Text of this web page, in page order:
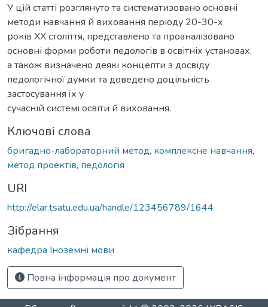
У цій статті розглянуто та систематизовано основні
методи навчання й виховання періоду 20-30-х
років ХХ століття, представлено та проаналізовано
основні форми роботи педологів в освітніх установах,
а також визначено деякі концепти з досвіду
педологічної думки та доведено доцільність
застосування їх у
сучасній системі освіти й виховання.
Ключові слова
бригадно-лабораторний метод, комплексне навчання,
метод проектів, педологія
URI
http://elar.tsatu.edu.ua/handle/123456789/1644
Зібрання
кафедра Іноземні мови
Повна інформація про документ